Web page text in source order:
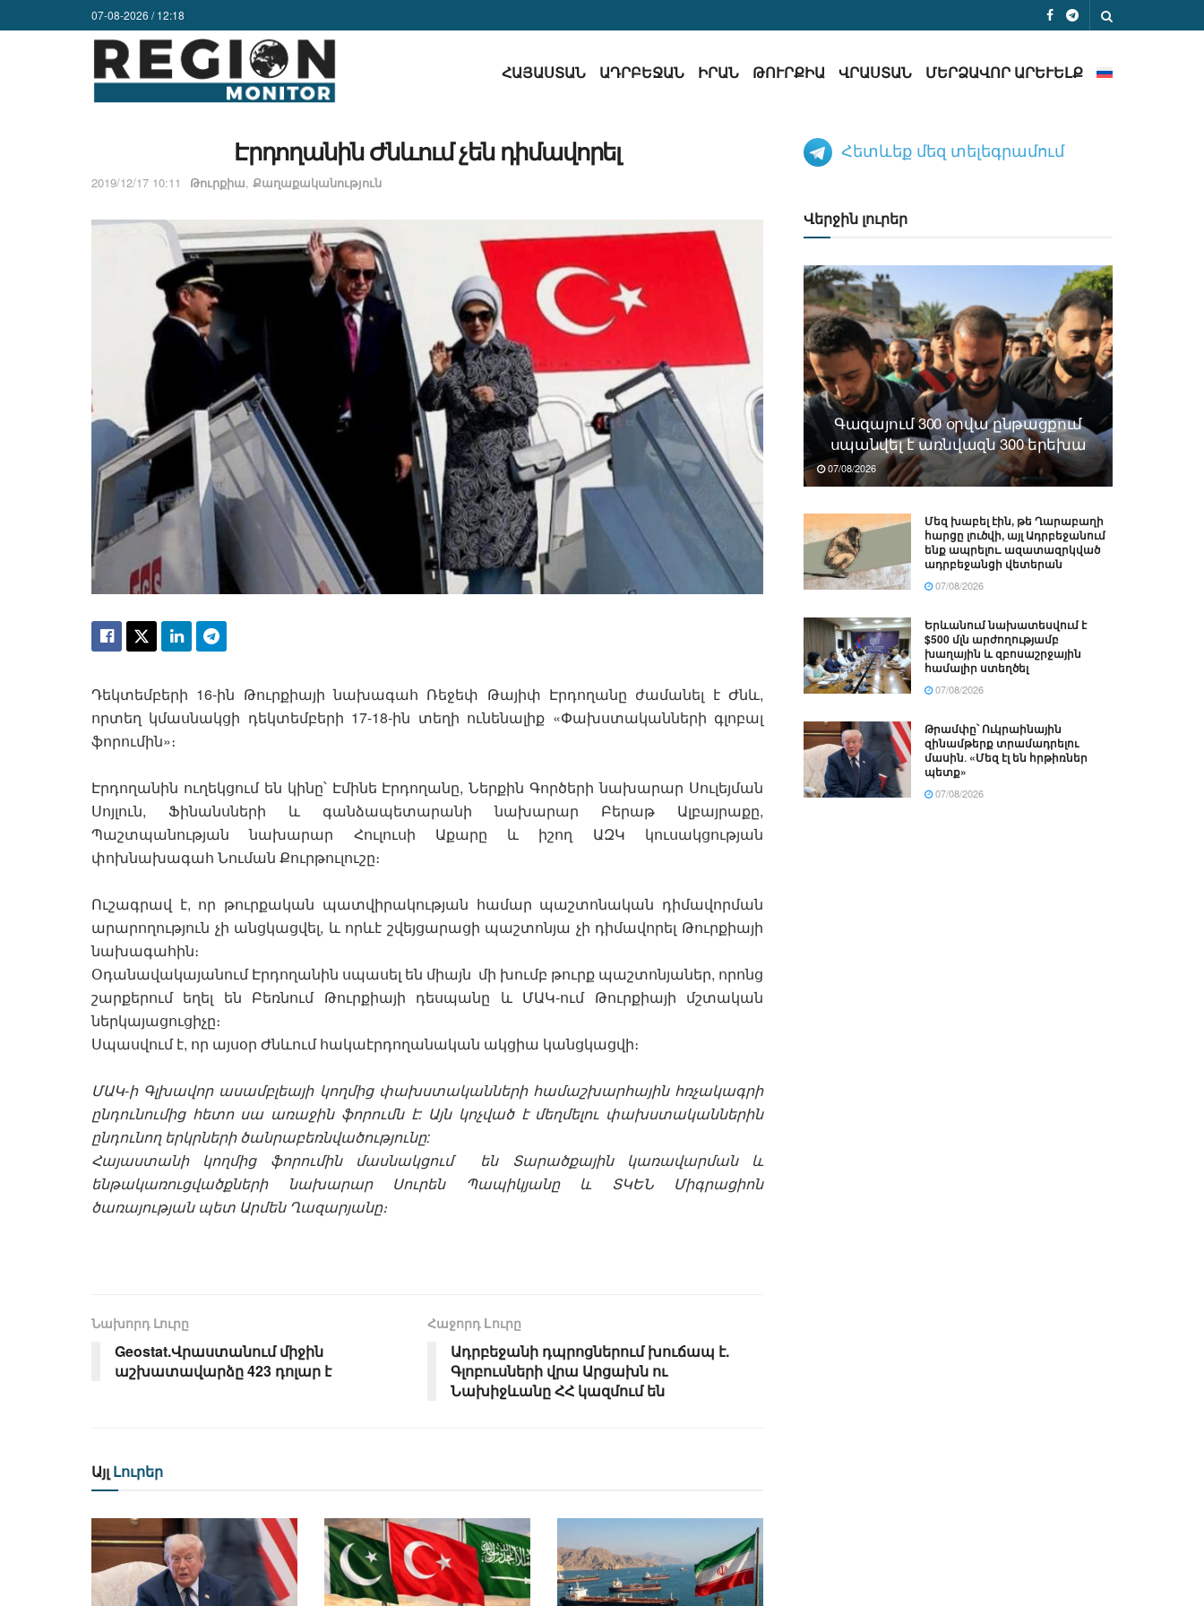
07-08-2026 / 12:18
ՀԱՅԱՍՏԱՆ ԱԴՐԲԵՋԱՆ ԻՐԱՆ ԹՈՒՐՔԻԱ ՎՐԱՍՏԱՆ ՄԵՐՁԱՎՈՐ ԱՐԵՒԵԼՔ
Էրդողանին Ժնևում չեն դիմավորել
2019/12/17 10:11 Թուրքիա, Քաղաքականություն
Դեկտեմբերի 16-ին Թուրքիայի նախագահ Ռեջեփ Թայիփ Էրդողանը ժամանել է Ժնև,
որտեղ կմասնակցի դեկտեմբերի 17-18-ին տեղի ունենալիք «Փախստականների գլոբալ
ֆորումին»։
Էրդողանին ուղեկցում են կինը՝ Էմինե Էրդողանը, Ներքին Գործերի նախարար Սուլեյման
Սոյլուն, Ֆինանսների և գանձապետարանի նախարար Բերաթ Ալբայրաքը,
Պաշտպանության նախարար Հուլուսի Աքարը և իշող ԱԶԿ կուսակցության
փոխնախագահ Նուման Քուրթուլուշը։
Ուշագրավ է, որ թուրքական պատվիրակության համար պաշտոնական դիմավորման
արարողություն չի անցկացվել, և որևէ շվեյցարացի պաշտոնյա չի դիմավորել Թուրքիայի
նախագահին։
Օդանավակայանում Էրդողանին սպասել են միայն մի խումբ թուրք պաշտոնյաներ, որոնց
շարքերում եղել են Բեռնում Թուրքիայի դեսպանը և ՄԱԿ-ում Թուրքիայի մշտական
ներկայացուցիչը։
Սպասվում է, որ այսօր Ժնևում հակաէրդողանական ակցիա կանցկացվի։
ՄԱԿ-ի Գլխավոր ասամբլեայի կողմից փախստականների համաշխարհային հռչակագրի
ընդունումից հետո սա առաջին ֆորումն է: Այն կոչված է մեղմելու փախստականներին
ընդունող երկրների ծանրաբեռնվածությունը:
Հայաստանի կողմից ֆորումին մասնակցում են Տարածքային կառավարման և
ենթակառուցվածքների նախարար Սուրեն Պապիկյանը և ՏԿԵՆ Միգրացիոն
ծառայության պետ Արմեն Ղազարյանը։
Նախորդ Լուրը
Geostat.Վրաստանում միջին
աշխատավարձը 423 դոլար է
Հաջորդ Lուրը
Ադրբեջանի դպրոցներում խուճապ է.
Գլոբուսների վրա Արցախն ու
Նախիջևանը ՀՀ կազմում են
Այլ Լուրեր
Հետևեք մեզ տելեգրամում
Վերջին լուրեր
Գազայում 300 օրվա ընթացքում
սպանվել է առնվազն 300 երեխա
07/08/2026
Մեզ խաբել էին, թե Ղարաբաղի
հարցը լուծվի, այլ Ադրբեջանում
ենք ապրելու. ազատազրկված
ադրբեջանցի վետերան
07/08/2026
Երևանում նախատեսվում է
$500 մլն արժողությամբ
խաղային և զբոսաշրջային
համալիր ստեղծել
07/08/2026
Թրամփը՝ Ուկրաինային
զինամթերք տրամադրելու
մասին․ «Մեզ էլ են հրթիռներ
պետք»
07/08/2026